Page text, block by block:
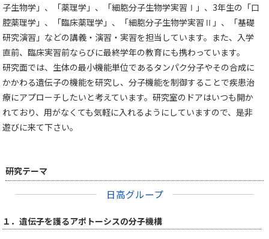
子生物学」、「薬理学」、「細胞分子生物学実習Ⅰ」、3年生の「口
腔薬理学」、「臨床薬理学」、「細胞分子生物学実習Ⅱ」、「基礎
研究演習」などの講義・演習・実習を担当しています。また、入学
直前、臨床実習前ならびに最終学年の教育にも携わっています。
研究面では、生体の最小機能単位であるタンパク分子やその合成に
かかわる遺伝子の機能を研究し、分子機能を制御することで疾患治
療にアプローチしたいと考えています。研究室のドアはいつも開か
れており、用がなくても気軽に入れるようにしていますので、是非
遊びに来て下さい。
研究テーマ
日高グループ
１．遺伝子を護るアポトーシスの分子機構